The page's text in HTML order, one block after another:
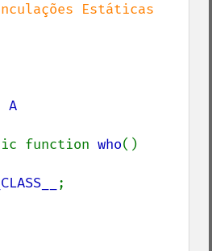
Estáticas
function
who()
;